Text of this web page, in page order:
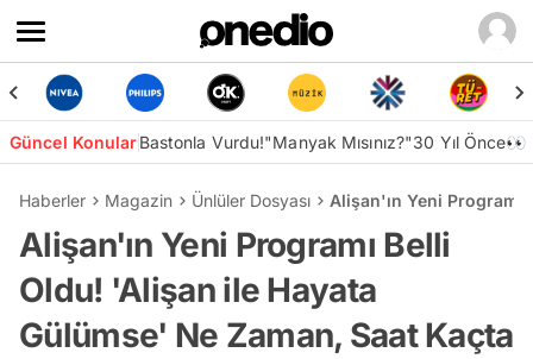
Güncel KonularBastonla Vurdu!"Manyak Mısınız?"30 Yıl Önce👀
Haberler Magazin Ünlüler Dosyası Alişan'ın Yeni
Alişan'ın Yeni Programı Belli
Oldu! 'Alişan ile Hayata
Gülümse' Ne Zaman, Saat Kaçta